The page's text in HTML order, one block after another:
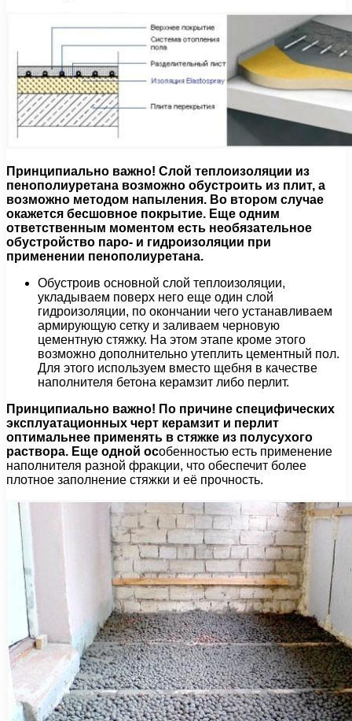
Принципиально важно! Слой теплоизоляции из
пенополиуретана возможно обустроить из плит, а
возможно методом напыления. Во втором случае
окажется бесшовное покрытие. Еще одним
ответственным моментом есть необязательное
обустройство паро- и гидроизоляции при
применении пенополиуретана.
Обустроив основной слой теплоизоляции,
укладываем поверх него еще один слой
гидроизоляции, по окончании чего устанавливаем
армирующую сетку и заливаем черновую
цементную стяжку. На этом этапе кроме этого
возможно дополнительно утеплить цементный пол.
Для этого используем вместо щебня в качестве
наполнителя бетона керамзит либо перлит.
Принципиально важно! По причине специфических
эксплуатационных черт керамзит и перлит
оптимальнее применять в стяжке из полусухого
раствора. Еще одной особенностью есть применение
наполнителя разной фракции, что обеспечит более
плотное заполнение стяжки и её прочность.